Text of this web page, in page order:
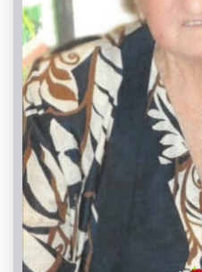
Visibile a tutti gli utenti